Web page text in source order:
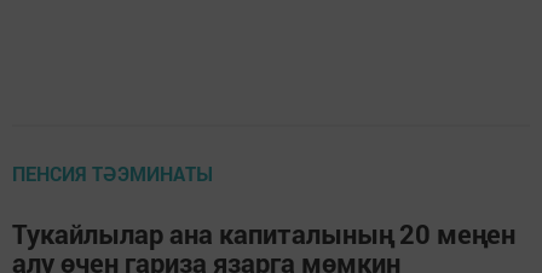
ПЕНСИЯ ТӘЭМИНАТЫ
Тукайлылар ана капиталының 20 меңен
алу өчен гариза язарга мөмкин